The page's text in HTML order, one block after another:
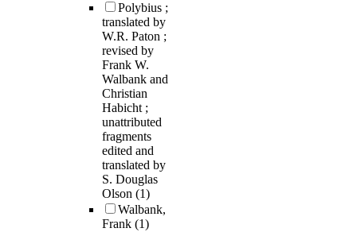
Polybius ;
translated by
W.R. Paton ;
revised by
Frank W.
Walbank and
Christian
Habicht ;
unattributed
fragments
edited and
translated by
S. Douglas
Olson (1)
Walbank,
Frank (1)